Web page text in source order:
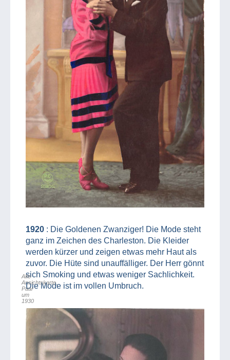
1920 : Die Goldenen Zwanziger! Die Mode steht
ganz im Zeichen des Charleston. Die Kleider
werden kürzer und zeigen etwas mehr Haut als
zuvor. Die Hüte sind unauffälliger. Der Herr gönnt
sich Smoking und etwas weniger Sachlichkeit.
Die Mode ist im vollen Umbruch.
Alte
Ansichtskarte,
Paar
um
1930